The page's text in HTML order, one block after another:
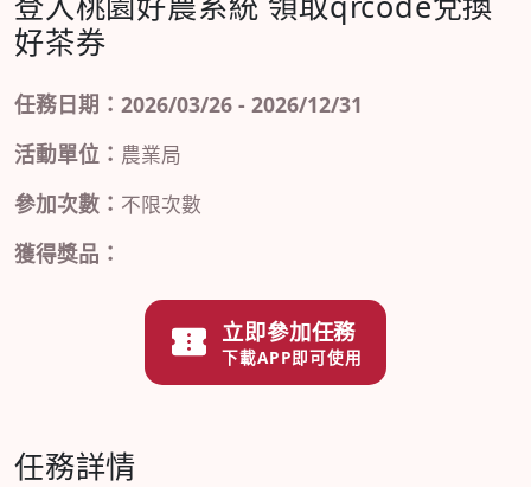
好茶券
任務日期：2026/03/26 - 2026/12/31
活動單位： 農業局
參加次數： 不限次數
獲得獎品：
立即參加任務
下載APP即可使用
任務詳情